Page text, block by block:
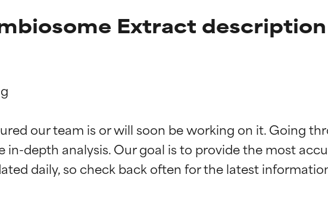
Extract description
our team is or will soon be working on it. Going
depth analysis. Our goal is to provide the most
de ingredientes
de ingredientes